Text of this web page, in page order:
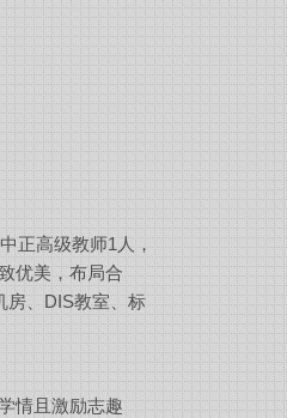
正高级教师1 人，
优美，布局合
房、 DIS教室、标
情且激励志趣